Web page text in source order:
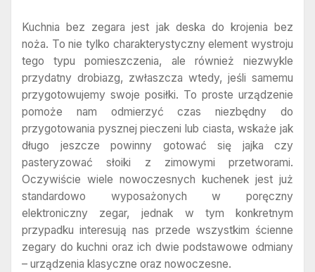
Kuchnia bez zegara jest jak deska do krojenia bez
noża. To nie tylko charakterystyczny element wystroju
tego typu pomieszczenia, ale również niezwykle
przydatny drobiazg, zwłaszcza wtedy, jeśli samemu
przygotowujemy swoje posiłki. To proste urządzenie
pomoże nam odmierzyć czas niezbędny do
przygotowania pysznej pieczeni lub ciasta, wskaże jak
długo jeszcze powinny gotować się jajka czy
pasteryzować słoiki z zimowymi przetworami.
Oczywiście wiele nowoczesnych kuchenek jest już
standardowo wyposażonych w poręczny
elektroniczny zegar, jednak w tym konkretnym
przypadku interesują nas przede wszystkim ścienne
zegary do kuchni oraz ich dwie podstawowe odmiany
– urządzenia klasyczne oraz nowoczesne.